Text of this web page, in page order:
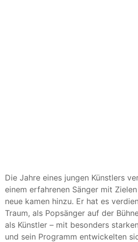
Die Jahre eines jungen Künstlers
einem erfahrenen Sänger mit
neue kamen hinzu. Er hat es
Traum, als Popsänger auf der
als Künstler – mit besonders
und sein Programm entwickelten